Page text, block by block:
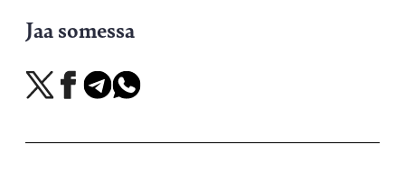
Jaa somessa
Jaa
X-
Jaa
Facebookissa
Jaa
Telegramissa
Jaa
WhatsAppissa